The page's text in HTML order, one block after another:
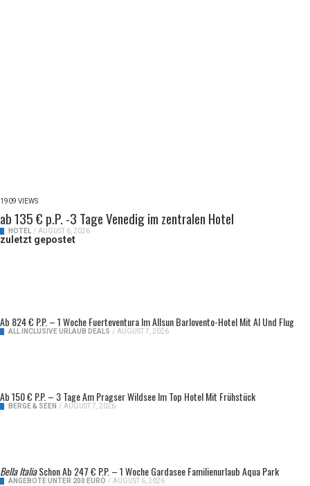
1909 VIEWS
ab 135 € p.P. -3 Tage Venedig im zentralen Hotel
HOTEL / AUGUST 6, 2026
zuletzt gepostet
Ab 824 € P.P. – 1 Woche Fuerteventura Im Allsun Barlovento-Hotel Mit AI Und Flug
ALL INCLUSIVE URLAUB DEALS / AUGUST 7, 2026
Ab 150 € P.P. – 3 Tage Am Pragser Wildsee Im Top Hotel Mit Frühstück
BERGE & SEEN / AUGUST 7, 2026
Bella ItaliaSchon Ab 247 € P.P. – 1 Woche Gardasee Familienurlaub Aqua Park
ANGEBOTE UNTER 200 EURO / AUGUST 6, 2026